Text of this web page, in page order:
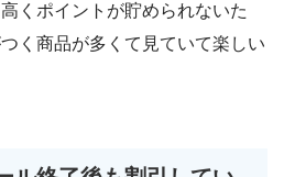
くポイントが貯められないた
く商品が多くて見ていて楽しい